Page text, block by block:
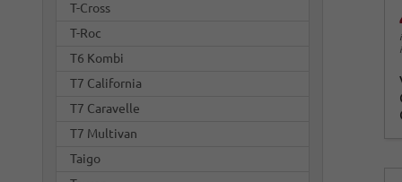
T-Cross
T-Roc
T6 Kombi
T7 California
T7 Caravelle
T7 Multivan
Taigo